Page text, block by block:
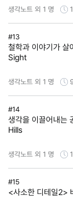
생각노트 외 1 명
#13
철학과 이야기가
Sight
생각노트 외 1 명
#14
생각을 이끌어내는
Hills
생각노트 외 1 명
#15
<사소한 디테일2>